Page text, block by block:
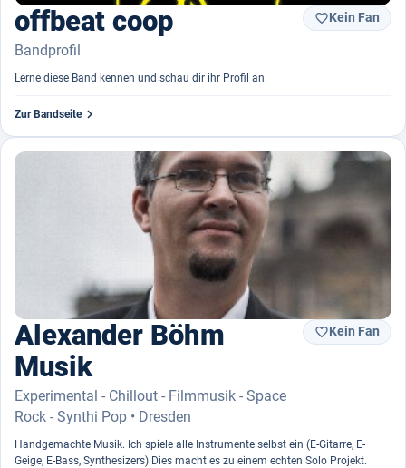
offbeat coop
Bandprofil
Kein Fan
Lerne diese Band kennen und schau dir ihr Profil an.
Zur Bandseite
Alexander Böhm
Musik
Experimental - Chillout - Filmmusik - Space
Rock - Synthi Pop • Dresden
Kein Fan
Handgemachte Musik. Ich spiele alle Instrumente selbst ein (E-Gitarre, E-
Geige, E-Bass, Synthesizers) Dies macht es zu einem echten Solo Projekt.